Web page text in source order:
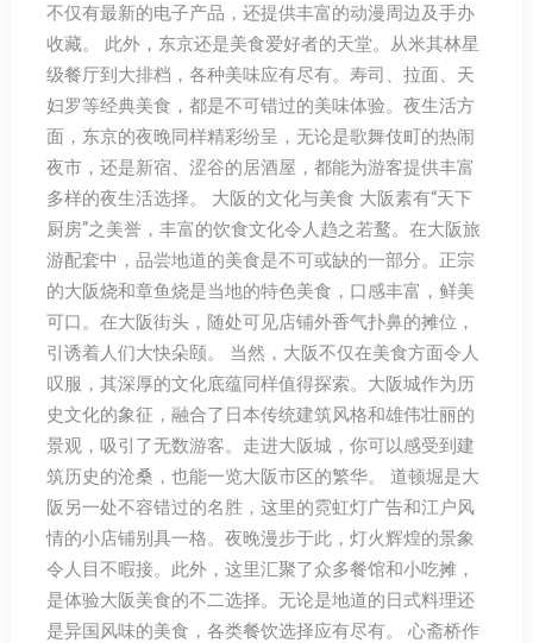
不仅有最新的电子产品，还提供丰富的动漫周边及手办
收藏。 此外，东京还是美食爱好者的天堂。从米其林星
级餐厅到大排档，各种美味应有尽有。寿司、拉面、天
妇罗等经典美食，都是不可错过的美味体验。夜生活方
面，东京的夜晚同样精彩纷呈，无论是歌舞伎町的热闹
夜市，还是新宿、涩谷的居酒屋，都能为游客提供丰富
多样的夜生活选择。 大阪的文化与美食 大阪素有“天下
厨房”之美誉，丰富的饮食文化令人趋之若鹜。在大阪旅
游配套中，品尝地道的美食是不可或缺的一部分。正宗
的大阪烧和章鱼烧是当地的特色美食，口感丰富，鲜美
可口。在大阪街头，随处可见店铺外香气扑鼻的摊位，
引诱着人们大快朵颐。 当然，大阪不仅在美食方面令人
叹服，其深厚的文化底蕴同样值得探索。大阪城作为历
史文化的象征，融合了日本传统建筑风格和雄伟壮丽的
景观，吸引了无数游客。走进大阪城，你可以感受到建
筑历史的沧桑，也能一览大阪市区的繁华。 道顿堀是大
阪另一处不容错过的名胜，这里的霓虹灯广告和江户风
情的小店铺别具一格。夜晚漫步于此，灯火辉煌的景象
令人目不暇接。此外，这里汇聚了众多餐馆和小吃摊，
是体验大阪美食的不二选择。无论是地道的日式料理还
是异国风味的美食，各类餐饮选择应有尽有。 心斋桥作